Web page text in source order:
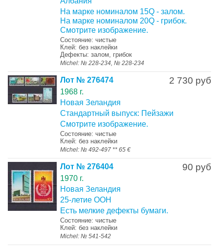
На марке номиналом 15Q - залом.
На марке номиналом 20Q - грибок.
Смотрите изображение.
Состояние: чистые
Клей: без наклейки
Дефекты: залом, грибок
Michel: № 228-234, № 228-234
2 730 руб
Лот № 276474
1968 г.
Новая Зеландия
Стандартный выпуск: Пейзажи
Смотрите изображение.
Состояние: чистые
Клей: без наклейки
Michel: № 492-497 ** 65 €
90 руб
Лот № 276404
1970 г.
Новая Зеландия
25-летие ООН
Есть мелкие дефекты бумаги.
Состояние: чистые
Клей: без наклейки
Michel: № 541-542